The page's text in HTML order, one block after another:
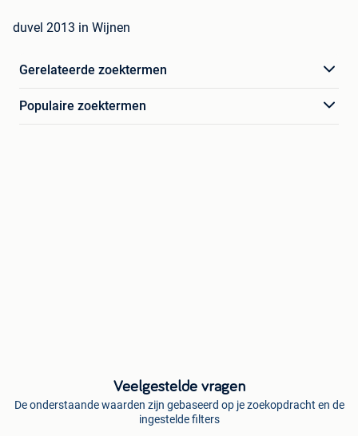
duvel 2013 in Wijnen
Gerelateerde zoektermen
Populaire zoektermen
Veelgestelde vragen
De onderstaande waarden zijn gebaseerd op je zoekopdracht en de
ingestelde filters